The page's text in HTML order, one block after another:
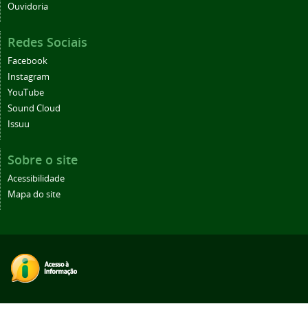
Ouvidoria
Redes Sociais
Facebook
Instagram
YouTube
Sound Cloud
Issuu
Sobre o site
Acessibilidade
Mapa do site